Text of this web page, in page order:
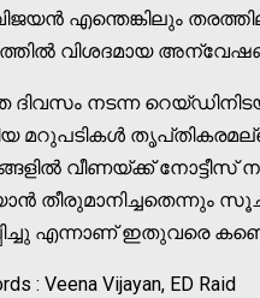
എന്തെങ്കിലും
വിശദമായ
ദിവസം നടന്ന
മറുപടികൾ
വീണയ്ക്ക് നോട്ടീസ്
തീരുമാനിച്ചതെന്നും
എന്നാണ് ഇതുവരെ
: Veena Vijayan, ED Raid